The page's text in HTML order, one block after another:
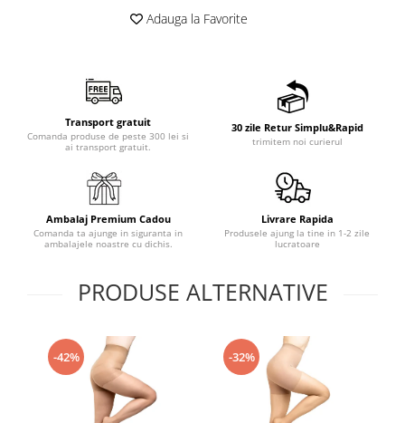
Adauga la Favorite
Transport gratuit
Comanda produse de peste 300 lei si
ai transport gratuit.
30 zile Retur Simplu&Rapid
trimitem noi curierul
Ambalaj Premium Cadou
Comanda ta ajunge in siguranta in
ambalajele noastre cu dichis.
Livrare Rapida
Produsele ajung la tine in 1-2 zile
lucratoare
PRODUSE ALTERNATIVE
-42% -32%